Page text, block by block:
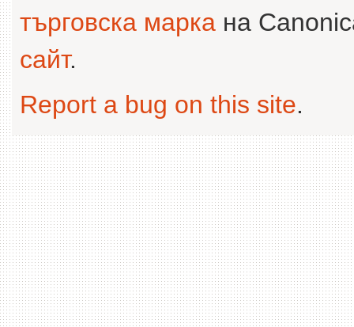
търговска марка на
сайт.
Report a bug on this site.